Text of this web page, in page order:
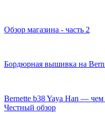
Обзор магазина - часть 2
Бордюрная вышивка на
Bernette b38 Yaya Han — чем
Честный обзор